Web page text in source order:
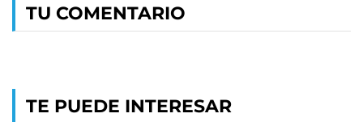
TU COMENTARIO
TE PUEDE INTERESAR